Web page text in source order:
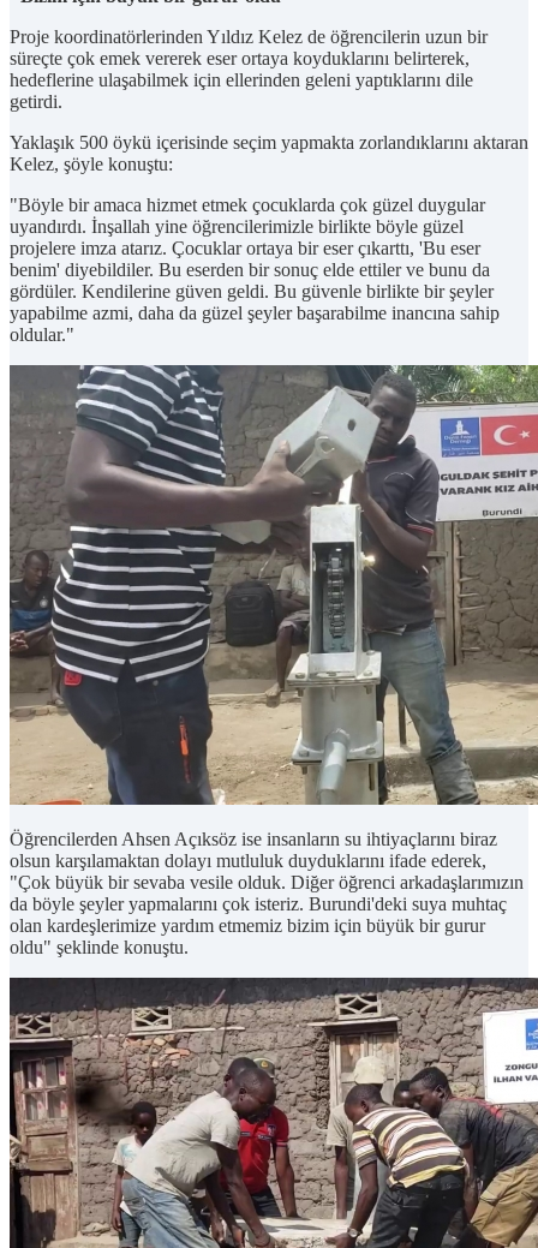
Proje koordinatörlerinden Yıldız Kelez de öğrencilerin uzun bir
süreçte çok emek vererek eser ortaya koyduklarını belirterek,
hedeflerine ulaşabilmek için ellerinden geleni yaptıklarını dile
getirdi.
Yaklaşık 500 öykü içerisinde seçim yapmakta zorlandıklarını aktaran
Kelez, şöyle konuştu:
"Böyle bir amaca hizmet etmek çocuklarda çok güzel duygular
uyandırdı. İnşallah yine öğrencilerimizle birlikte böyle güzel
projelere imza atarız. Çocuklar ortaya bir eser çıkarttı, 'Bu eser
benim' diyebildiler. Bu eserden bir sonuç elde ettiler ve bunu da
gördüler. Kendilerine güven geldi. Bu güvenle birlikte bir şeyler
yapabilme azmi, daha da güzel şeyler başarabilme inancına sahip
oldular."
Öğrencilerden Ahsen Açıksöz ise insanların su ihtiyaçlarını biraz
olsun karşılamaktan dolayı mutluluk duyduklarını ifade ederek,
"Çok büyük bir sevaba vesile olduk. Diğer öğrenci arkadaşlarımızın
da böyle şeyler yapmalarını çok isteriz. Burundi'deki suya muhtaç
olan kardeşlerimize yardım etmemiz bizim için büyük bir gurur
oldu" şeklinde konuştu.